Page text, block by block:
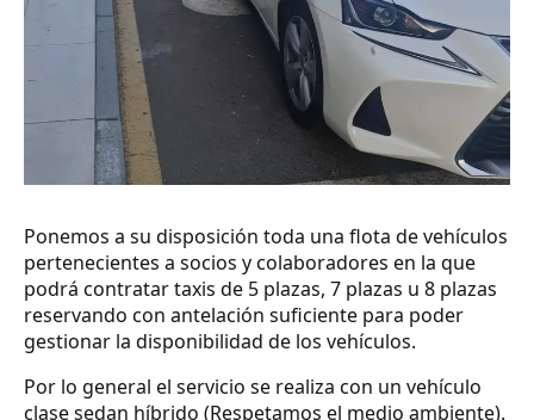
Ponemos a su disposición toda una flota de vehículos
pertenecientes a socios y colaboradores en la que
podrá contratar taxis de 5 plazas, 7 plazas u 8 plazas
reservando con antelación suficiente para poder
gestionar la disponibilidad de los vehículos.
Por lo general el servicio se realiza con un vehículo
clase sedan híbrido (Respetamos el medio ambiente).